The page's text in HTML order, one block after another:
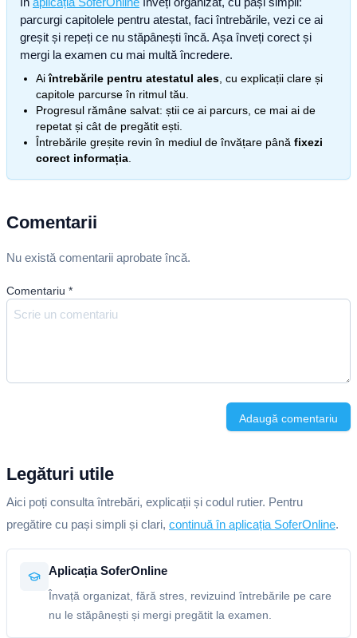
parcurgi capitolele pentru atestat, faci întrebările, vezi ce ai
greșit și repeți ce nu stăpânești încă. Așa înveți corect și
mergi la examen cu mai multă încredere.
Aiîntrebările pentru atestatul ales , cu explicații clare și
capitole parcurse în ritmul tău.
Progresul rămâne salvat: știi ce ai parcurs, ce mai ai de
repetat și cât de pregătit ești.
Întrebările greșite revin în mediul de învățare până fixezi
corect informația
Comentarii
Nu există comentarii aprobate încă.
Comentariu *
Adaugă comentariu
Legături utile
Aici poți consulta întrebări, explicații și codul rutier. Pentru
pregătire cu pași simpli și clari, continuă în aplicația SoferOnline.
Aplicația SoferOnline
Învață organizat, fără stres, revizuind întrebările pe care
nu le stăpânești și mergi pregătit la examen.